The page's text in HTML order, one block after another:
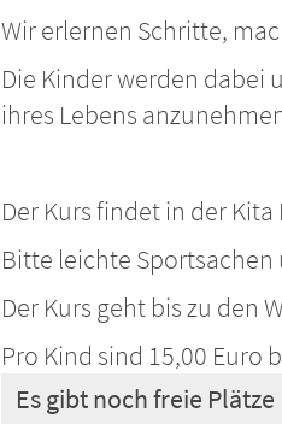
Wir erlernen Schritte,
Die Kinder werden dabei
ihres Lebens
Der Kurs findet in der
Bitte leichte
Der Kurs geht bis zu den
Pro Kind sind 15,00 Euro
Es gibt noch freie Plätze